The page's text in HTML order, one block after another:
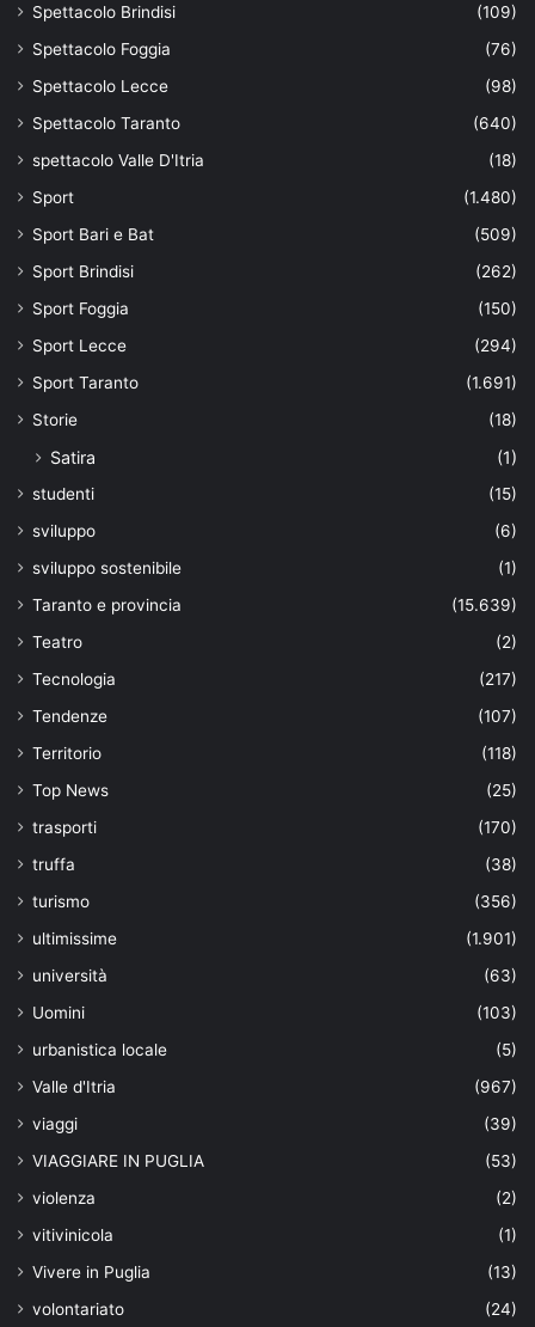
Spettacolo Brindisi
(109)
Spettacolo Foggia
(76)
Spettacolo Lecce
(98)
Spettacolo Taranto
(640)
spettacolo Valle D'Itria
(18)
Sport
(1.480)
Sport Bari e Bat
(509)
Sport Brindisi
(262)
Sport Foggia
(150)
Sport Lecce
(294)
Sport Taranto
(1.691)
Storie
(18)
Satira (1)
studenti
(15)
sviluppo
(6)
sviluppo sostenibile
(1)
Taranto e provincia
(15.639)
Teatro
(2)
Tecnologia
(217)
Tendenze
(107)
Territorio
(118)
Top News
(25)
trasporti
(170)
truffa
(38)
turismo
(356)
ultimissime
(1.901)
università
(63)
Uomini
(103)
urbanistica locale
(5)
Valle d'Itria
(967)
viaggi
(39)
VIAGGIARE IN PUGLIA
(53)
violenza
(2)
vitivinicola
(1)
Vivere in Puglia
(13)
volontariato
(24)